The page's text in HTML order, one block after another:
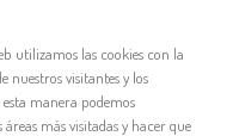
utilizamos las cookies con la
nuestros visitantes y los
manera podemos
más visitadas y hacer que